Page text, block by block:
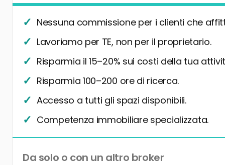
Nessuna commissione per i clienti che
Lavoriamo per TE, non per il proprietario.
Risparmia il 15–20% sui costi della tua
Risparmia 100–200 ore di ricerca.
Accesso a tutti gli spazi disponibili.
Competenza immobiliare specializzata.
Da solo o con un altro broker